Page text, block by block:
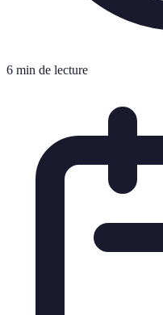
6 min de lecture